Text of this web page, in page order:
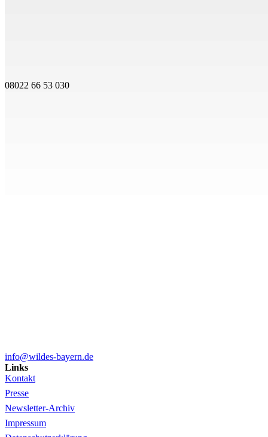
08022 66 53 030
info@wildes-bayern.de
Links
Kontakt
Presse
Newsletter-Archiv
Impressum